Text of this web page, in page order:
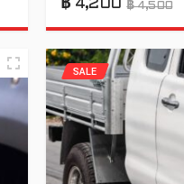
฿ 4,200 ฿4,500
SALE